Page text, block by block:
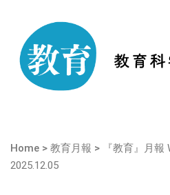
Home > 教育月報 >
『教育』月報
2025.12.05